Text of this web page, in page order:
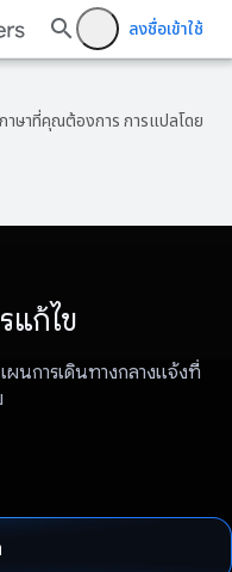
ลงชื่อเข้าใช้
าษาที่คุณต้องการ การแปลโดย
แก้ไข
นการเดินทางกลางแจ้งที่